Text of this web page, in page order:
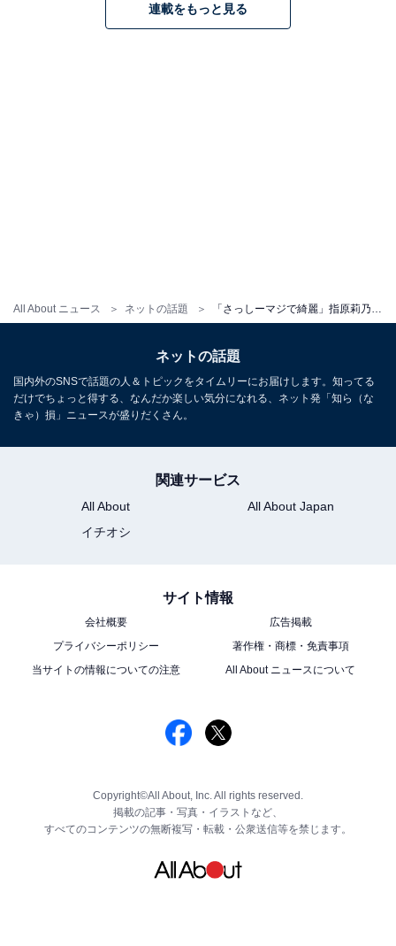
All About ニュース ネットの話題
連載をもっと見る
ネットの話題
国内外のSNSで話題の人＆トピックをタイムリーにお届けします。知ってる
だけでちょっと得する、なんだか楽しい気分になれる、ネット発「知ら（な
きゃ）損」ニュースが盛りだくさん。
関連サービス
All About
All About Japan
イチオシ
サイト情報
会社概要
広告掲載
プライバシーポリシー
著作権・商標・免責事項
当サイトの情報についての注意
All About ニュースについて
Copyright©All About, Inc. All rights reserved.
掲載の記事・写真・イラストなど、
すべてのコンテンツの無断複写・転載・公衆送信等を禁じます。